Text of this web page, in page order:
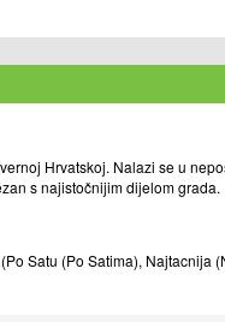
Hrvatskoj. Nalazi se u
s najistočnijim dijelom grada.
Satu (Po Satima), Najtacnija